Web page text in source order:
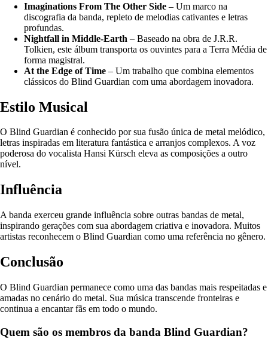
Imaginations From The Other Side – Um marco na
discografia da banda, repleto de melodias cativantes e letras
profundas.
Nightfall in Middle-Earth – Baseado na obra de J.R.R.
Tolkien, este álbum transporta os ouvintes para a Terra Média de
forma magistral.
At the Edge of Time – Um trabalho que combina elementos
clássicos do Blind Guardian com uma abordagem inovadora.
Estilo Musical
O Blind Guardian é conhecido por sua fusão única de metal melódico,
letras inspiradas em literatura fantástica e arranjos complexos. A voz
poderosa do vocalista Hansi Kürsch eleva as composições a outro
nível.
Influência
A banda exerceu grande influência sobre outras bandas de metal,
inspirando gerações com sua abordagem criativa e inovadora. Muitos
artistas reconhecem o Blind Guardian como uma referência no gênero.
Conclusão
O Blind Guardian permanece como uma das bandas mais respeitadas e
amadas no cenário do metal. Sua música transcende fronteiras e
continua a encantar fãs em todo o mundo.
Quem são os membros da banda Blind Guardian?